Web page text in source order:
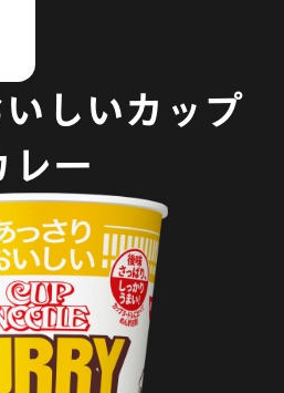
しいカップ
レー